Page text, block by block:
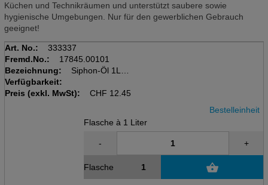
Küchen und Technikräumen und unterstützt saubere sowie
hygienische Umgebungen. Nur für den gewerblichen Gebrauch
geeignet!
Art. No.:
333337
Fremd.No.:
17845.00101
Bezeichnung:
Siphon-Öl 1L
Geruchsabschliesser
Verfügbarkeit:
Preis (exkl. MwSt):
CHF 12.45
Bestelleinheit
Flasche à 1 Liter
- +
Flasche